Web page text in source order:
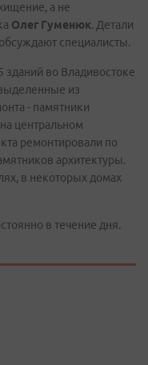
а не
Олег Гуменюк. Детали
специалисты.
во Владивостоке
из
- памятники
центральном
ремонтировали по
архитектуры.
в некоторых домах
в течение дня.